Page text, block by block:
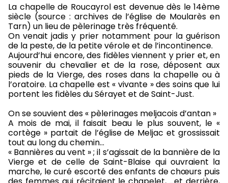
La chapelle de Roucayrol est devenue dès le 14ème
siècle (source : archives de l’église de Moularès en
Tarn) un lieu de pèlerinage très fréquenté.
On venait jadis y prier notamment pour la guérison
de la peste, de la petite vérole et de l’incontinence.
Aujourd’hui encore, des fidèles viennent y prier et, en
souvenir du chevalier et de la rose, déposent aux
pieds de la Vierge, des roses dans la chapelle ou à
l’oratoire. La chapelle est « vivante » des soins que lui
portent les fidèles du Sérayet et de Saint-Just.
On se souvient des « pèlerinages meljacois d’antan »
A mois de mai, il faisait beau le plus souvent, le «
cortège » partait de l’église de Meljac et grossissait
tout au long du chemin…
« Bannières au vent » ; il s’agissait de la bannière de la
Vierge et de celle de Saint-Blaise qui ouvraient la
marche, le curé escorté des enfants de chœurs puis